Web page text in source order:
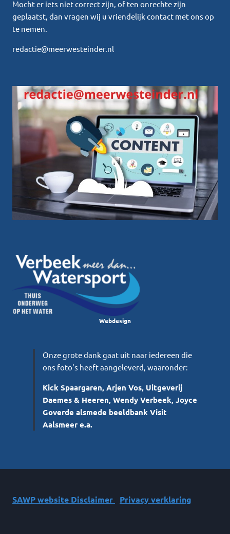
Mocht er iets niet correct zijn, of ten onrechte zijn
geplaatst, dan vragen wij u vriendelijk contact met ons op
te nemen.
redactie@meerwesteinder.nl
Webdesign
Onze grote dank gaat uit naar iedereen die
ons foto's heeft aangeleverd, waaronder:
Kick Spaargaren, Arjen Vos, Uitgeverij
Daemes & Heeren, Wendy Verbeek, Joyce
Goverde alsmede beeldbank Visit
Aalsmeer e.a.
SAWP website Disclaimer Privacy verklaring